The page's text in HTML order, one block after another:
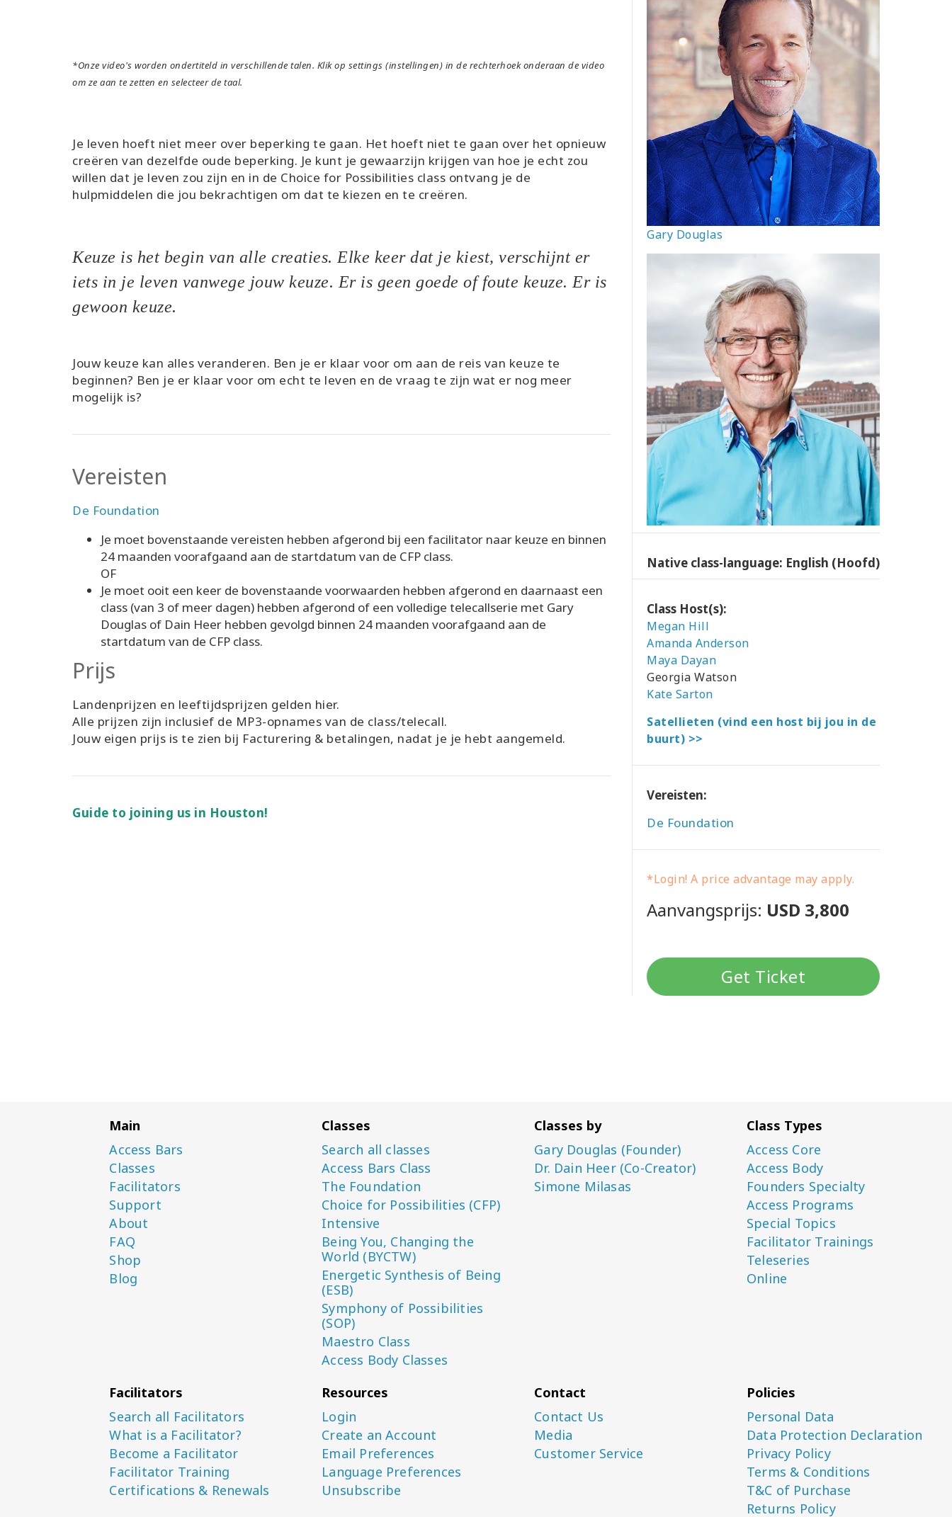
*Onze video's worden ondertiteld in verschillende talen. Klik op settings (instellingen) in de rechterhoek onderaan de video
om ze aan te zetten en selecteer de taal.
Je leven hoeft niet meer over beperking te gaan. Het hoeft niet te gaan over het opnieuw
creëren van dezelfde oude beperking. Je kunt je gewaarzijn krijgen van hoe je echt zou
willen dat je leven zou zijn en in de Choice for Possibilities class ontvang je de
hulpmiddelen die jou bekrachtigen om dat te kiezen en te creëren.
Keuze is het begin van alle creaties. Elke keer dat je kiest, verschijnt er
iets in je leven vanwege jouw keuze. Er is geen goede of foute keuze. Er is
gewoon keuze.
Jouw keuze kan alles veranderen. Ben je er klaar voor om aan de reis van keuze te
beginnen? Ben je er klaar voor om echt te leven en de vraag te zijn wat er nog meer
mogelijk is?
Vereisten
De Foundation
Je moet bovenstaande vereisten hebben afgerond bij een facilitator naar keuze en binnen
24 maanden voorafgaand aan de startdatum van de CFP class.
OF
Je moet ooit een keer de bovenstaande voorwaarden hebben afgerond en daarnaast een
class (van 3 of meer dagen) hebben afgerond of een volledige telecallserie met Gary
Douglas of Dain Heer hebben gevolgd binnen 24 maanden voorafgaand aan de
startdatum van de CFP class.
Prijs
Landenprijzen en leeftijdsprijzen gelden hier.
Alle prijzen zijn inclusief de MP3-opnames van de class/telecall.
Jouw eigen prijs is te zien bij Facturering & betalingen, nadat je je hebt aangemeld.
Guide to joining us in Houston!
Gary Douglas
Native class-language: English (Hoofd)
Class Host(s):
Megan Hill
Amanda Anderson
Maya Dayan
Georgia Watson
Kate Sarton
Satellieten (vind een host bij jou in de
buurt) >>
Vereisten:
De Foundation
*Login! A price advantage may apply.
Aanvangsprijs: USD 3,800
Get Ticket
Main
Access Bars
Classes
Facilitators
Support
About
FAQ
Shop
Blog
Classes
Search all classes
Access Bars Class
The Foundation
Choice for Possibilities (CFP)
Intensive
Being You, Changing the
World (BYCTW)
Energetic Synthesis of Being
(ESB)
Symphony of Possibilities
(SOP)
Maestro Class
Access Body Classes
Classes by
Gary Douglas (Founder)
Dr. Dain Heer (Co-Creator)
Simone Milasas
Class Types
Access Core
Access Body
Founders Specialty
Access Programs
Special Topics
Facilitator Trainings
Teleseries
Online
Facilitators
Search all Facilitators
What is a Facilitator?
Become a Facilitator
Facilitator Training
Certifications & Renewals
Resources
Login
Create an Account
Email Preferences
Language Preferences
Unsubscribe
Contact
Contact Us
Media
Customer Service
Policies
Personal Data
Data Protection Declaration
Privacy Policy
Terms & Conditions
T&C of Purchase
Returns Policy